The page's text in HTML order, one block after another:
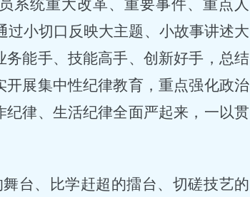
系统重大改革、重要事件、重点人
过小切口反映大主题、小故事讲述大
能手、技能高手、创新好手，总结
展集中性纪律教育，重点强化政治
律、生活纪律全面严起来，一以贯
舞台、比学赶超的擂台、切磋技艺的